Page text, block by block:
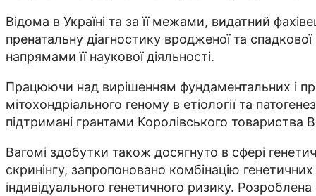
Відома в Україні та за її межами, видатний
пренатальну діагностику вродженої та
напрямами її наукової діяльності.
Працюючи над вирішенням фундаментальних і
мітохондріального геному в етіології та
підтримані грантами Королівського
Вагомі здобутки також досягнуто в сфері
скринінгу, запропоновано комбінацію
індивідуального генетичного ризику.